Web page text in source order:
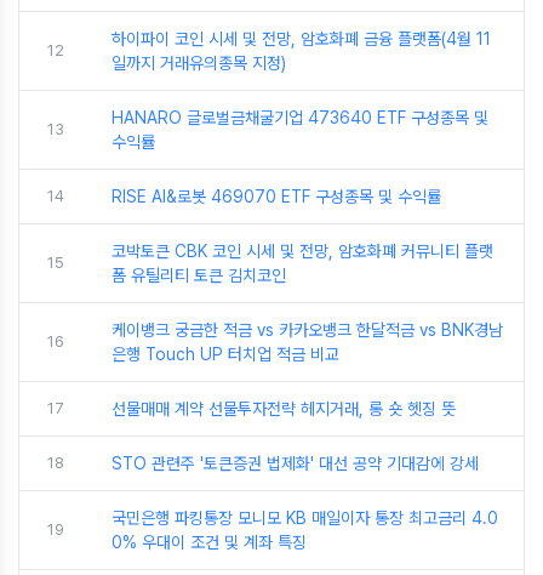
12
하이파이 코인 시세 및 전망, 암호화폐 금융 플랫폼(4월 11
일까지 거래유의종목 지정)
13
HANARO 글로벌금채굴기업 473640 ETF 구성종목 및
수익률
14 RISE AI&로봇 469070 ETF 구성종목 및 수익률
15
코박토큰 CBK 코인 시세 및 전망, 암호화폐 커뮤니티 플랫
폼 유틸리티 토큰 김치코인
16
케이뱅크 궁금한 적금 vs 카카오뱅크 한달적금 vs BNK경남
은행 Touch UP 터치업 적금 비교
17 선물매매 계약 선물투자전략 헤지거래, 롱 숏 헷징 뜻
18 STO 관련주 '토큰증권 법제화' 대선 공약 기대감에 강세
19
국민은행 파킹통장 모니모 KB 매일이자 통장 최고금리 4.0
0% 우대이 조건 및 계좌 특징